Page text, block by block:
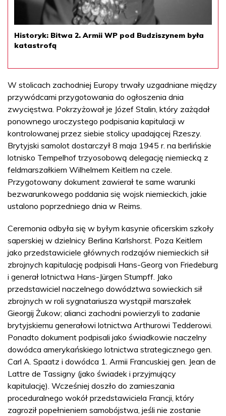
Historyk: Bitwa 2. Armii WP pod Budziszynem była
katastrofą
W stolicach zachodniej Europy trwały uzgadniane między
przywódcami przygotowania do ogłoszenia dnia
zwycięstwa. Pokrzyżował je Józef Stalin, który zażądał
ponownego uroczystego podpisania kapitulacji w
kontrolowanej przez siebie stolicy upadającej Rzeszy.
Brytyjski samolot dostarczył 8 maja 1945 r. na berlińskie
lotnisko Tempelhof trzyosobową delegację niemiecką z
feldmarszałkiem Wilhelmem Keitlem na czele.
Przygotowany dokument zawierał te same warunki
bezwarunkowego poddania się wojsk niemieckich, jakie
ustalono poprzedniego dnia w Reims.
Ceremonia odbyła się w byłym kasynie oficerskim szkoły
saperskiej w dzielnicy Berlina Karlshorst. Poza Keitlem
jako przedstawiciele głównych rodzajów niemieckich sił
zbrojnych kapitulację podpisali Hans-Georg von Friedeburg
i generał lotnictwa Hans-Jürgen Stumpff. Jako
przedstawiciel naczelnego dowództwa sowieckich sił
zbrojnych w roli sygnatariusza wystąpił marszałek
Gieorgij Żukow; alianci zachodni powierzyli to zadanie
brytyjskiemu generałowi lotnictwa Arthurowi Tedderowi.
Ponadto dokument podpisali jako świadkowie naczelny
dowódca amerykańskiego lotnictwa strategicznego gen.
Carl A. Spaatz i dowódca 1. Armii Francuskiej gen. Jean de
Lattre de Tassigny (jako świadek i przyjmujący
kapitulację). Wcześniej doszło do zamieszania
proceduralnego wokół przedstawiciela Francji, który
zagroził popełnieniem samobójstwa, jeśli nie zostanie